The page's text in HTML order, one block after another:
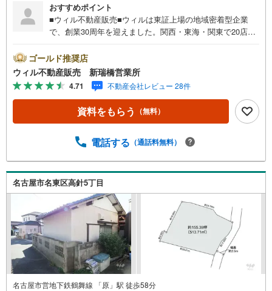
おすすめポイント
■ウィル不動産販売■ウィルは東証上場の地域密着型企業
で、創業30周年を迎えました。関西・東海・関東で20店舗
です。新瑞橋駅から徒歩1分の店舗には、キッズスペースや
おむつ替えスペースを完備しており、お子様連れのお客様
も安心してご利用いただけます。●平日のお住まい探しの方
へ●弊社では平日にご内覧や契約を希望されるお客様のため
に、「平日会員制度」という割引プランをご用意していま
す。●お仕事で忙しい方へ●午前10時から午後7時まで、毎
間外でのご内覧にも対応いたします。また、オンライン内
弊社は定休日なく営業しており、当日のご内覧も承りま
す。弊社で掲載している物件以外にもご紹介可能ですの
で、一度ご相談ください。●その他の相談もプロが対応●物
件に関することはもちろん、住宅ローンなどの資金面やリ
フォームに関することなど、お住まいに関するどんなこと
でもお気軽にご相談ください。
ゴールド推奨店
ウィル不動産販売 新瑞橋営業所
4.71 不動産会社レビュー 28件
資料をもらう （無料）
電話する （通話料無料）
名古屋市名東区高針5丁目
名古屋市営地下鉄鶴舞線 「原」駅 徒歩58分